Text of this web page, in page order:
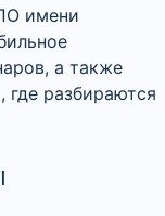
имени
а также
где разбираются